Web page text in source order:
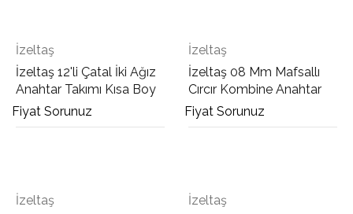
İzeltaş
İzeltaş 12'li Çatal İki Ağız
Anahtar Takımı Kısa Boy
Fiyat Sorunuz
İzeltaş
İzeltaş 08 Mm Mafsallı
Cırcır Kombine Anahtar
Fiyat Sorunuz
İzeltaş
İzeltaş